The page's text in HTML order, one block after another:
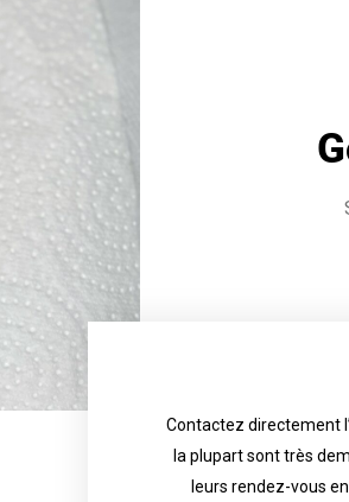
Contactez directement
la plupart sont très
leurs rendez-vous
with reference images.
the tattoo artist will